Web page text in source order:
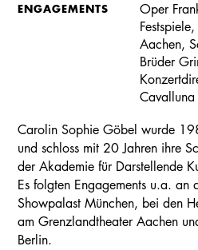
ENGAGEMENTS
Oper
Aachen,
Brüder
Carolin Sophie Göbel wurde
und schloss mit 20 Jahren ihre
der Akademie für Darstellende
Es folgten Engagements u.a. an
Showpalast München, bei den
am Grenzlandtheater Aachen
Berlin.